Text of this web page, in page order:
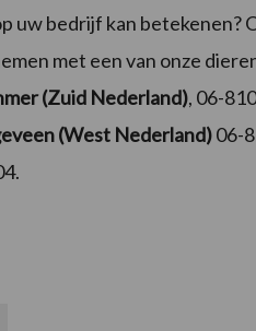
uw bedrijf kan betekenen?
met een van onze
(Zuid Nederland), 06-
(West Nederland)06-